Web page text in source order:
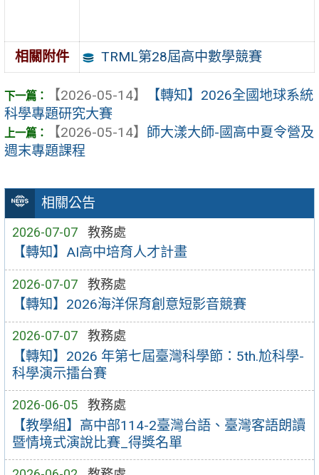
相關公告
2026-07-07 教務處
【轉知】AI高中培育人才計畫
2026-07-07 教務處
【轉知】2026海洋保育創意短影音競賽
2026-07-07 教務處
【轉知】2026 年第七屆臺灣科學節：5th.尬科學-
科學演示擂台賽
2026-06-05 教務處
【教學組】高中部114-2臺灣台語、臺灣客語朗讀
暨情境式演說比賽_得獎名單
相關附件 TRML第28屆高中數學競賽
【2026-05-14】
【轉知】2026全國地球系統
科學專題研究大賽
【2026-05-14】 師大漾大師-國高中夏令營及
週末專題課程